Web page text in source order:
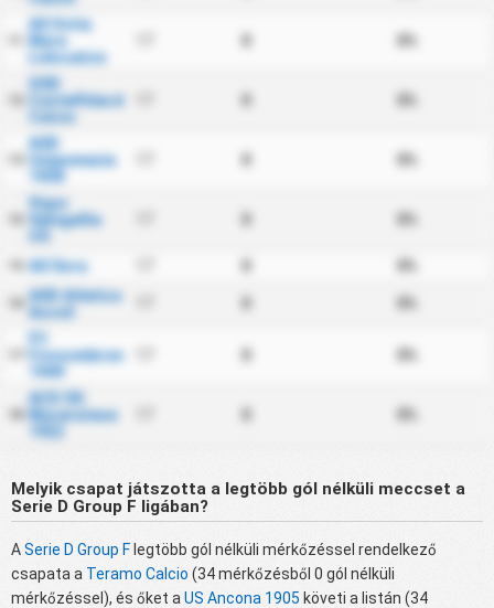
AS Ostia
Mare
Lidocalcio
GSD
Castelfidardo
ASD
Unipomezia
1938
Vigor
Senigallia
AS Sora
ASD Atletico
Fossombrone
ACD SS
Maceratese
Melyik csapat játszotta a legtöbb gól nélküli meccset a
Serie D Group F ligában?
ASerie D Group F legtöbb gól nélküli mérkőzéssel rendelkező
csapata a Teramo Calcio (34 mérkőzésből 0 gól nélküli
mérkőzéssel), és őket a US Ancona 1905 követi a listán (34